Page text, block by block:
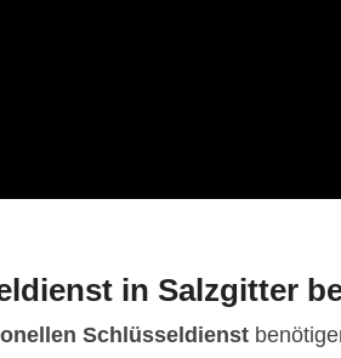
in Salzgitter
Schlüsseldienst